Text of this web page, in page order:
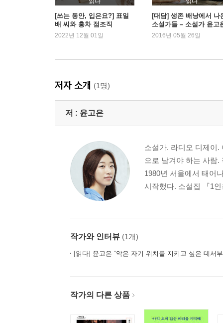
[쓰는 동안, 입은요?] 표일
배 씨와 홍차 점조직
2022년 12월 01일
[대담] 생존 배낭에서 나
소설가들 – 소설가 윤고
정소현
2016년 05월 26일
저자 소개 (1명)
저 : 윤고은
소설가. 라디오 디제이.
으로 남겨야 하는 사람
1980년 서울에서 태어
시작했다. 소설집 『1
작가와 인터뷰 (1개)
[읽다] 윤고은 “악은 자기 위치를 지키고 싶은 데서
작가의 다른 상품